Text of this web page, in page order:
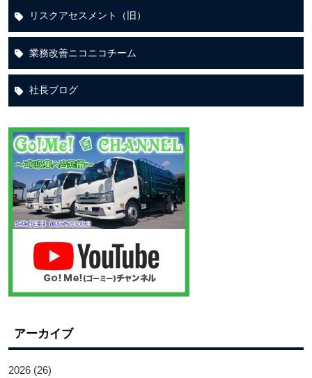
リスクアセスメント（旧）
業務改善ニコニコチーム
社長ブログ
アーカイブ
2026 (26)